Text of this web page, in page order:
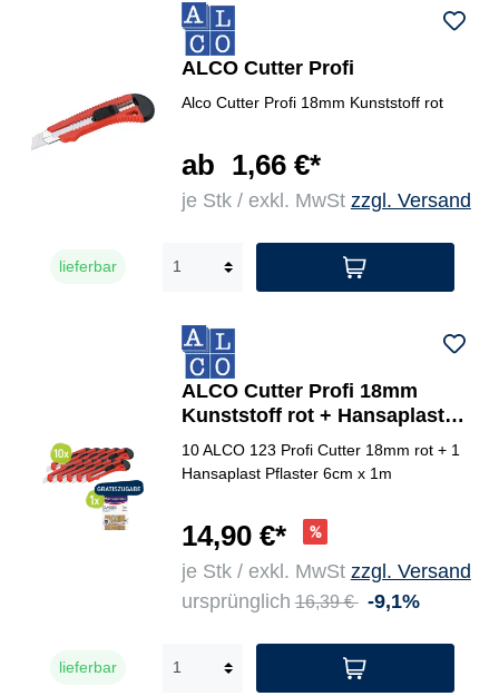
ALCO Cutter Profi
Alco Cutter Profi 18mm Kunststoff rot
ab 1,66 €*
je Stk / exkl. MwSt zzgl. Versand
lieferbar
ALCO Cutter Profi 18mm
Kunststoff rot + Hansaplast
Pflaster CLASSIC 6cmx1m
10 ALCO 123 Profi Cutter 18mm rot + 1
Hansaplast Pflaster 6cm x 1m
14,90 €*
je Stk / exkl. MwSt zzgl. Versand
ursprünglich 16,39 € -9,1%
lieferbar